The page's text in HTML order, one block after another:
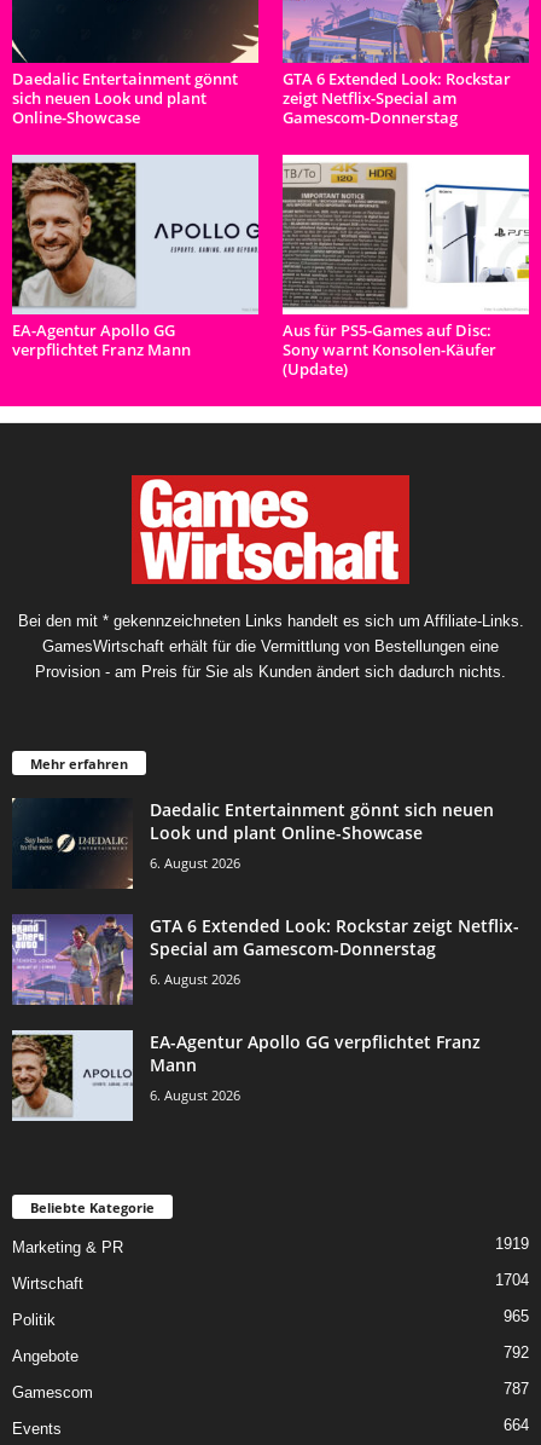
Daedalic Entertainment gönnt
sich neuen Look und plant
Online-Showcase
GTA 6 Extended Look: Rockstar
zeigt Netflix-Special am
Gamescom-Donnerstag
EA-Agentur Apollo GG
verpflichtet Franz Mann
Aus für PS5-Games auf Disc:
Sony warnt Konsolen-Käufer
(Update)
Bei den mit * gekennzeichneten Links handelt es sich um Affiliate-Links.
GamesWirtschaft erhält für die Vermittlung von Bestellungen eine
Provision - am Preis für Sie als Kunden ändert sich dadurch nichts.
Mehr erfahren
Daedalic Entertainment gönnt sich neuen
Look und plant Online-Showcase
6. August 2026
GTA 6 Extended Look: Rockstar zeigt Netflix-
Special am Gamescom-Donnerstag
6. August 2026
EA-Agentur Apollo GG verpflichtet Franz
Mann
6. August 2026
Beliebte Kategorie
Marketing & PR 1919
Wirtschaft 1704
Politik 965
Angebote 792
Gamescom 787
Events 664